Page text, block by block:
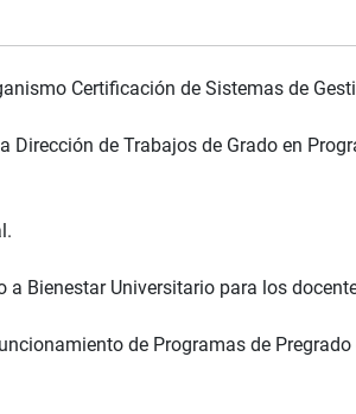
Certificación de Sistemas de
de Trabajos de Grado en
Bienestar Universitario para los
de Programas de